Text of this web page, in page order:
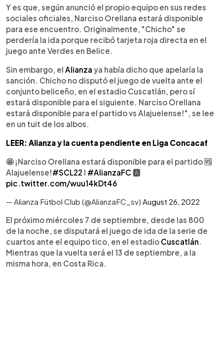
Y es que, según anunció el propio equipo en sus redes
sociales oficiales, Narciso Orellana estará disponible
para ese encuentro. Originalmente, "Chicho" se
perdería la ida porque recibó tarjeta roja directa en el
juego ante Verdes en Belice.
Sin embargo, el Alianza ya había dicho que apelaría la
sanción. Chicho no disputó el juego de vuelta ante el
conjunto beliceño, en el estadio Cuscatlán, pero sí
estará disponible para el siguiente. Narciso Orellana
estará disponible para el partido vs Alajuelense!", se lee
en un tuit de los albos.
LEER: Alianza y la cuenta pendiente en Liga Concacaf
🤩 ¡Narciso Orellana estará disponible para el partido 🆚
Alajuelense!#SCL22 l #AlianzaFC 🅰️
pic.twitter.com/wuu14kDt46
— Alianza Fútbol Club (@AlianzaFC_sv) August 26, 2022
El próximo miércoles 7 de septiembre, desde las 800
de la noche, se disputará el juego de ida de la serie de
cuartos ante el equipo tico, en el estadio Cuscatlán.
Mientras que la vuelta será el 13 de septiembre, a la
misma hora, en Costa Rica.